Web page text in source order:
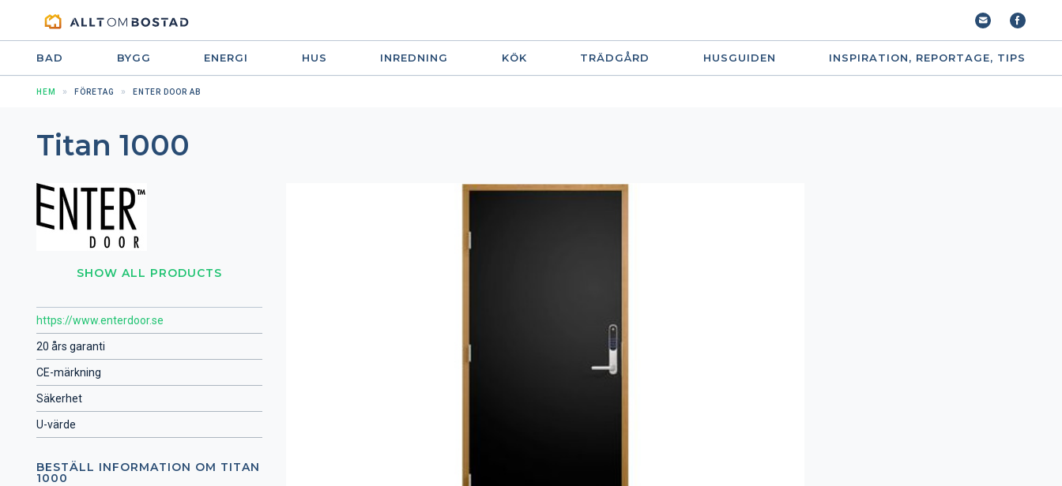
BAD BYGG ENERGI HUS INREDNING KÖK TRÄDGÅRD HUSGUIDEN INSPIRATION, REPORTAGE, TIPS
HEM FÖRETAG ENTER DOOR AB
Titan 1000
SHOW ALL PRODUCTS
https://www.enterdoor.se
20 års garanti
CE-märkning
Säkerhet
U-värde
BESTÄLL INFORMATION OM TITAN
1000